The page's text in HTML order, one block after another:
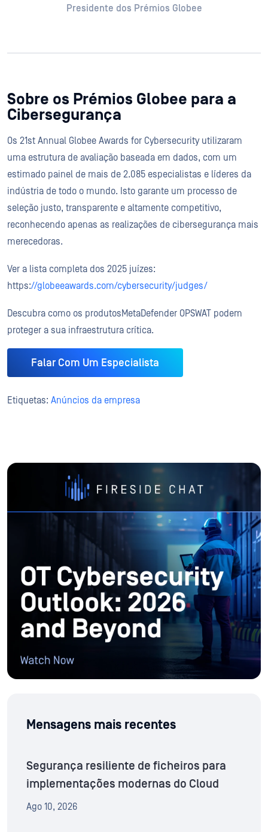
Presidente dos Prémios Globee
Sobre os Prémios Globee para a
Cibersegurança
Os 21st Annual Globee Awards for Cybersecurity utilizaram
uma estrutura de avaliação baseada em dados, com um
estimado painel de mais de 2.085 especialistas e líderes da
indústria de todo o mundo. Isto garante um processo de
seleção justo, transparente e altamente competitivo,
reconhecendo apenas as realizações de cibersegurança mais
merecedoras.
Ver a lista completa dos 2025 juízes:
https://globeeawards.com/cybersecurity/judges/
Descubra como os produtosMetaDefender OPSWAT podem
proteger a sua infraestrutura crítica.
Falar Com Um Especialista
Etiquetas: Anúncios da empresa
Mensagens mais recentes
Segurança resiliente de ficheiros para
implementações modernas do Cloud
Ago 10, 2026